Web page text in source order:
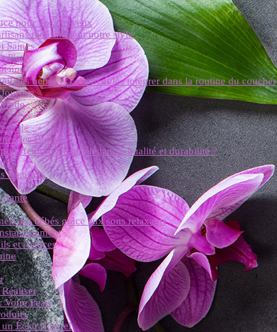
pour vos cheveux
redéfinissent notre style
Saines
Plats
des bébés et comment les intégrer dans la routine du coucher
les Bases
femme alliant élégance, qualité et durabilité ?
Bienfaits ?
Santé
des bébés grâce aux sons relaxants
et Astuces
Votre Peau
Éclat Naturel